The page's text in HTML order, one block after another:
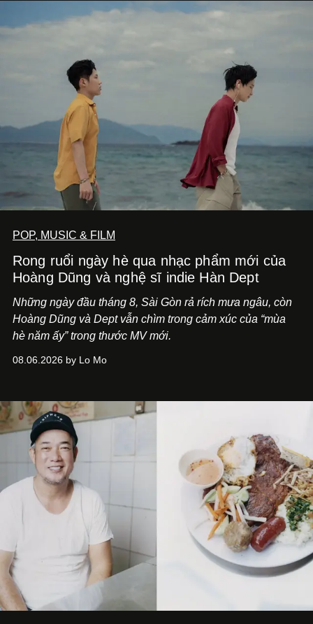
POP, MUSIC & FILM
Rong ruổi ngày hè qua nhạc phẩm mới của
Hoàng Dũng và nghệ sĩ indie Hàn Dept
Những ngày đầu tháng 8, Sài Gòn rả rích mưa ngâu, còn
Hoàng Dũng và Dept vẫn chìm trong cảm xúc của “mùa
hè năm ấy” trong thước MV mới.
08.06.2026 by Lo Mo